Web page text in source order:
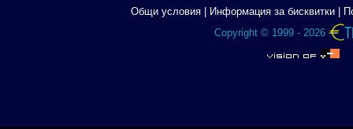
Общи условия| Информация за бисквитки|
Copyright © 1999 - 2026